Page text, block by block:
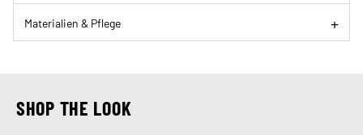
Materialien & Pflege
SHOP THE LOOK